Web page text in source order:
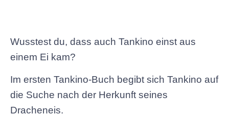
Wusstest du, dass auch Tankino einst aus
einem Ei kam?
Im ersten Tankino-Buch begibt sich Tankino auf
die Suche nach der Herkunft seines
Dracheneis.